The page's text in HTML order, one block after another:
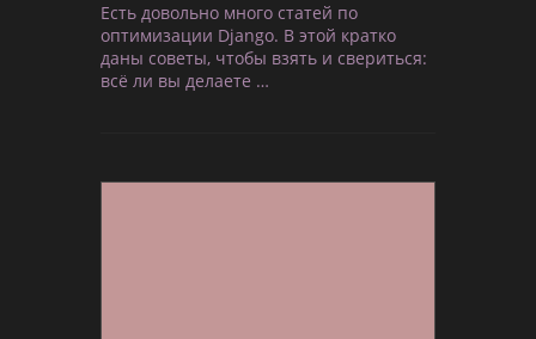
Есть довольно много статей по
оптимизации Django. В этой кратко
даны советы, чтобы взять и свериться:
всё ли вы делаете …